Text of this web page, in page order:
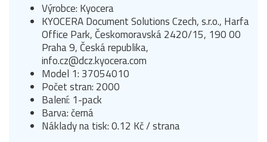
Výrobce: Kyocera
KYOCERA Document Solutions Czech, s.r.o., Harfa
Office Park, Českomoravská 2420/15, 190 00
Praha 9, Česká republika,
info.cz@dcz.kyocera.com
Model 1: 37054010
Počet stran: 2000
Balení: 1-pack
Barva: černá
Náklady na tisk: 0.12 Kč / strana